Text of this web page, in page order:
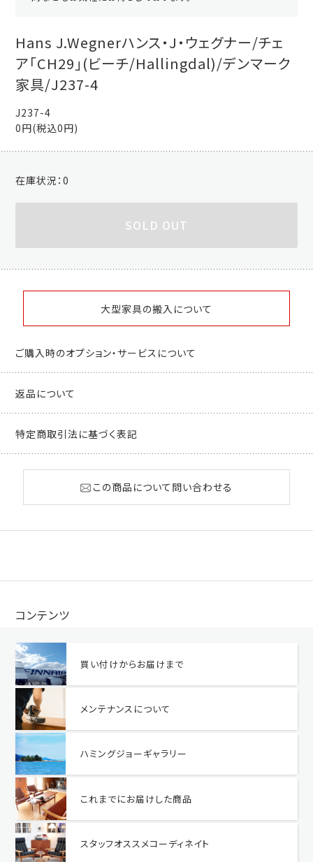
Hans J.Wegnerハンス・J・ウェグナー/チェ
ア「CH29」(ビーチ/Hallingdal)/デンマーク
家具/J237-4
J237-4
0円(税込0円)
在庫状況：0
SOLD OUT
大型家具の搬入について
ご購入時のオプション・サービスについて
返品について
特定商取引法に基づく表記
この商品について問い合わせる
コンテンツ
買い付けからお届けまで
メンテナンスについて
ハミングジョーギャラリー
これまでにお届けした商品
スタッフオススメコーディネイト